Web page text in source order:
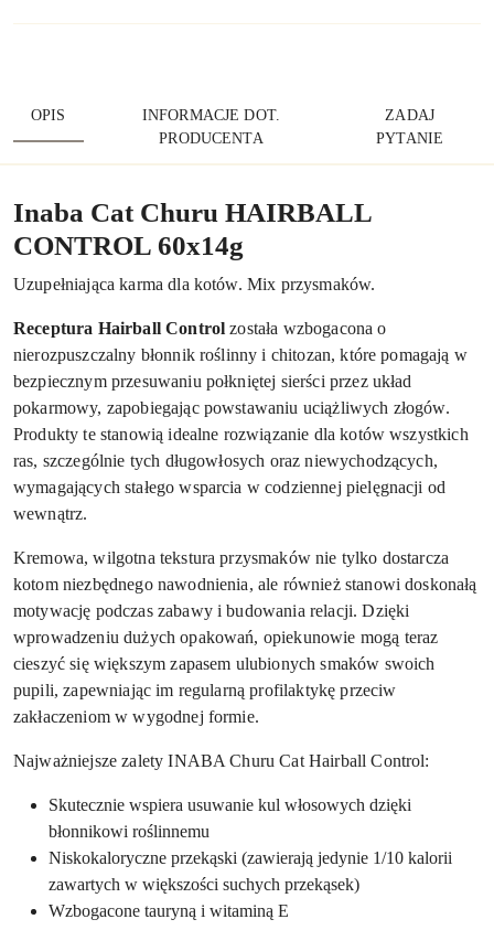
OPIS
INFORMACJE DOT.
PRODUCENTA
ZADAJ
PYTANIE
Inaba Cat Churu HAIRBALL
CONTROL 60x14g
Uzupełniająca karma dla kotów. Mix przysmaków.
Receptura Hairball Control została wzbogacona o
nierozpuszczalny błonnik roślinny i chitozan, które pomagają w
bezpiecznym przesuwaniu połkniętej sierści przez układ
pokarmowy, zapobiegając powstawaniu uciążliwych złogów.
Produkty te stanowią idealne rozwiązanie dla kotów wszystkich
ras, szczególnie tych długowłosych oraz niewychodzących,
wymagających stałego wsparcia w codziennej pielęgnacji od
wewnątrz.
Kremowa, wilgotna tekstura przysmaków nie tylko dostarcza
kotom niezbędnego nawodnienia, ale również stanowi doskonałą
motywację podczas zabawy i budowania relacji. Dzięki
wprowadzeniu dużych opakowań, opiekunowie mogą teraz
cieszyć się większym zapasem ulubionych smaków swoich
pupili, zapewniając im regularną profilaktykę przeciw
zakłaczeniom w wygodnej formie.
Najważniejsze zalety INABA Churu Cat Hairball Control:
Skutecznie wspiera usuwanie kul włosowych dzięki
błonnikowi roślinnemu
Niskokaloryczne przekąski (zawierają jedynie 1/10 kalorii
zawartych w większości suchych przekąsek)
Wzbogacone tauryną i witaminą E